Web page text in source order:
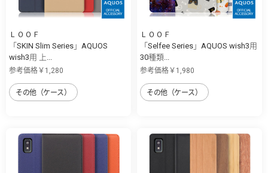
ＬＯＯＦ
「SKIN Slim Series」AQUOS
wish3用 上...
参考価格￥1,280
その他（ケース）
ＬＯＯＦ
「Selfee Series」AQUOS wish3用
30種類...
参考価格￥1,980
その他（ケース）